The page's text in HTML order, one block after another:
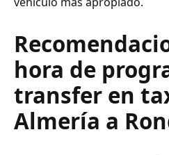
hora de
transfer en
Almería a